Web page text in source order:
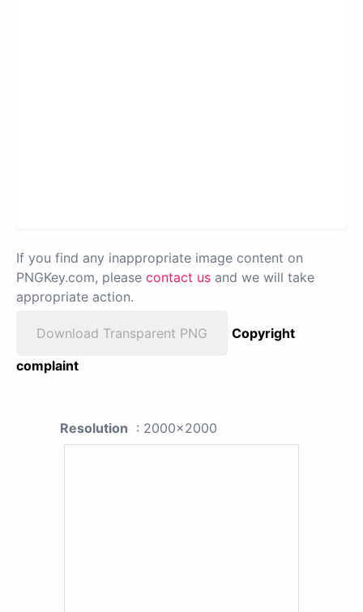
If you find any inappropriate image content on
PNGKey.com, please contact us and we will take
appropriate action.
Download Transparent PNG
Copyright
complaint
Resolution : 2000x2000